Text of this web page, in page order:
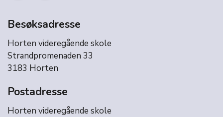
Besøksadresse
Horten videregående skole
Strandpromenaden 33
3183 Horten
Postadresse
Horten videregående skole